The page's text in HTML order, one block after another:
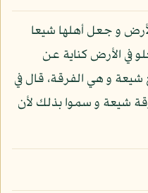
و جعل أهلها شيعا
في الأرض كناية عن
شيعة و هي الفرقة، قال في
شيعة و سموا بذلك لأن